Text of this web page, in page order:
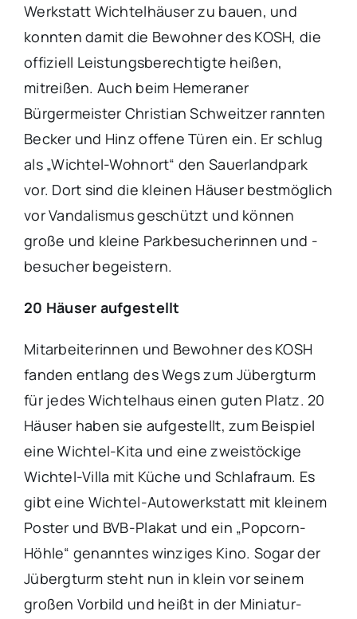
Werkstatt Wichtelhäuser zu bauen, und
konnten damit die Bewohner des KOSH, die
offiziell Leistungsberechtigte heißen,
mitreißen. Auch beim Hemeraner
Bürgermeister Christian Schweitzer rannten
Becker und Hinz offene Türen ein. Er schlug
als „Wichtel-Wohnort“ den Sauerlandpark
vor. Dort sind die kleinen Häuser bestmöglich
vor Vandalismus geschützt und können
große und kleine Parkbesucherinnen und -
besucher begeistern.
20 Häuser aufgestellt
Mitarbeiterinnen und Bewohner des KOSH
fanden entlang des Wegs zum Jübergturm
für jedes Wichtelhaus einen guten Platz. 20
Häuser haben sie aufgestellt, zum Beispiel
eine Wichtel-Kita und eine zweistöckige
Wichtel-Villa mit Küche und Schlafraum. Es
gibt eine Wichtel-Autowerkstatt mit kleinem
Poster und BVB-Plakat und ein „Popcorn-
Höhle“ genanntes winziges Kino. Sogar der
Jübergturm steht nun in klein vor seinem
großen Vorbild und heißt in der Miniatur-